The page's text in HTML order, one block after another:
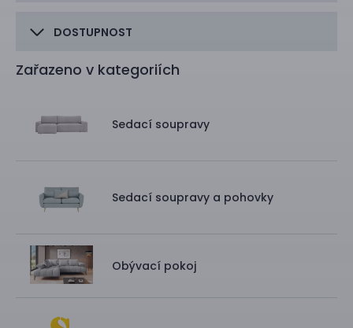
DOSTUPNOST
Zařazeno v kategoriích
Sedací soupravy
Sedací soupravy a pohovky
Obývací pokoj